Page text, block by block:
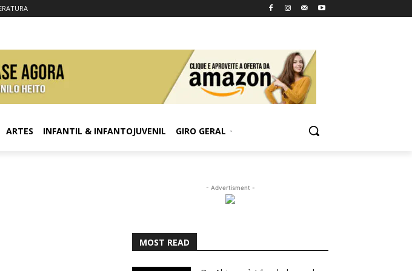
ARTES INFANTIL & INFANTOJUVENIL GIRO GERAL
- Advertisment -
MOST READ